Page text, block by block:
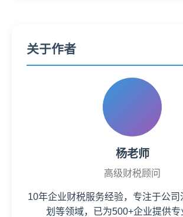
关于作者
杨老师
高级财税顾问
10年企业财税服务经验，专注于公
划等领域，已为500+企业提供专